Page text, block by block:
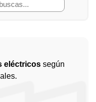
eléctricos según